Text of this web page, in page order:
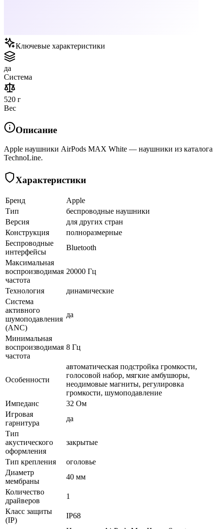
Ключевые характеристики
да
Система
520 г
Вес
Описание
Apple наушники AirPods MAX White — наушники из каталога
TechnoLine.
Характеристики
Бренд
Apple
Тип
беспроводные наушники
Версия
для других стран
Конструкция
полноразмерные
Беспроводные
интерфейсы
Bluetooth
Максимальная
воспроизводимая
частота
20000 Гц
Технология
динамические
Система
активного
шумоподавления
(ANC)
да
Минимальная
воспроизводимая
частота
8 Гц
Особенности
автоматическая подстройка громкости,
голосовой набор, мягкие амбушюры,
неодимовые магниты, регулировка
громкости, шумоподавление
Импеданс
32 Ом
Игровая
гарнитура
да
Тип
акустического
оформления
закрытые
Тип крепления
оголовье
Диаметр
мембраны
40 мм
Количество
драйверов
1
Класс защиты
(IP)
IP68